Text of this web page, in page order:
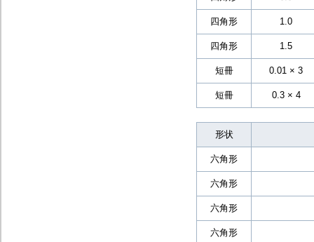
四角形 1.0
四角形 1.5
短冊 0.01 × 3
短冊 0.3 × 4
形状
六角形
六角形
六角形
六角形